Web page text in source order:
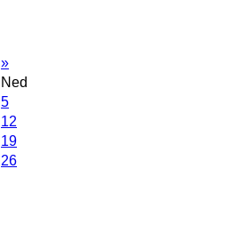
»
Ned
5
12
19
26